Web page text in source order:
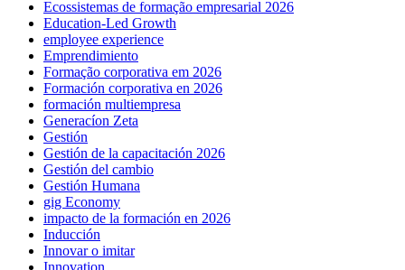
Ecossistemas de formação empresarial 2026
Education-Led Growth
employee experience
Emprendimiento
Formação corporativa em 2026
Formación corporativa en 2026
formación multiempresa
Generacíon Zeta
Gestión
Gestión de la capacitación 2026
Gestión del cambio
Gestión Humana
gig Economy
impacto de la formación en 2026
Inducción
Innovar o imitar